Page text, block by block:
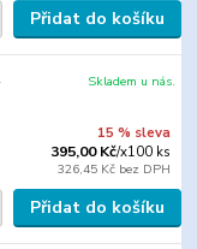
Přidat do košíku
15 % sleva
395,00 Kč/x100 ks
326,45 Kč bez DPH
Skladem u nás.
Přidat do košíku